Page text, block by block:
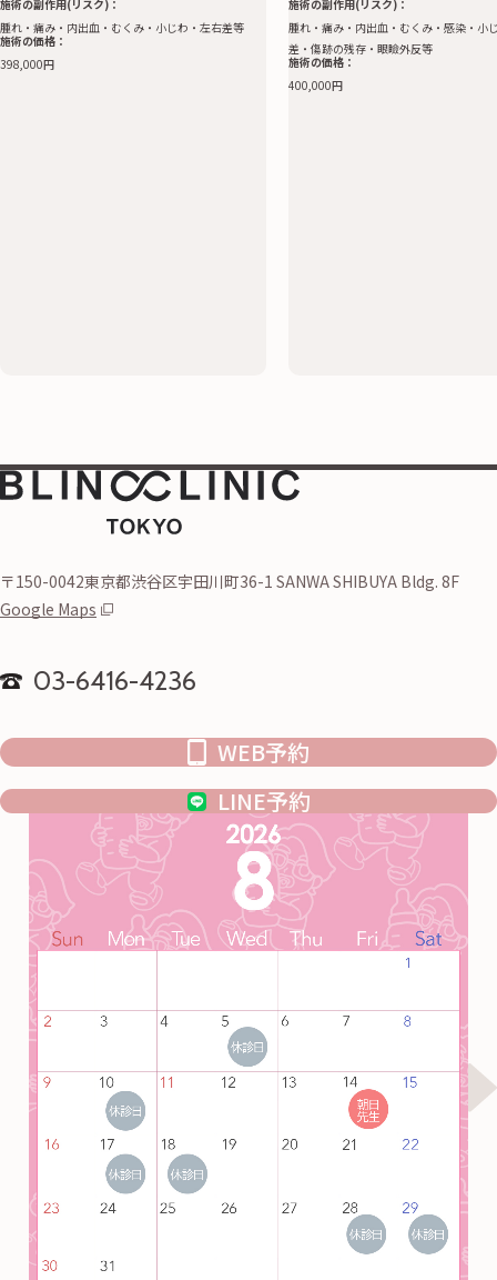
施術の副作用(リスク)：
腫れ・痛み・内出血・むくみ・小じわ・左右差等
施術の価格：
398,000円
施術の副作用(リスク)：
腫れ・痛み・内出血・むくみ・感染・小
差・傷跡の残存・眼瞼外反等
施術の価格：
400,000円
〒150-0042東京都渋谷区宇田川町36-1 SANWA SHIBUYA Bldg. 8F
Google Maps
03-6416-4236
WEB予約
LINE予約